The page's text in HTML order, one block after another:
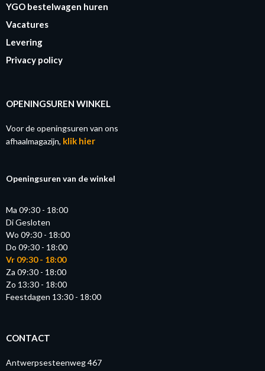
YGO bestelwagen huren
Vacatures
Levering
Privacy policy
OPENINGSUREN WINKEL
Voor de openingsuren van ons
afhaalmagazijn, klik hier
Openingsuren van de winkel
Ma 09:30 - 18:00
Di Gesloten
Wo 09:30 - 18:00
Do 09:30 - 18:00
Vr 09:30 - 18:00
Za 09:30 - 18:00
Zo 13:30 - 18:00
Feestdagen 13:30 - 18:00
CONTACT
Antwerpsesteenweg 467